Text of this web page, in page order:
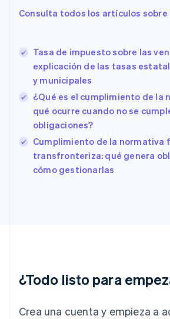
Consulta todos los artículos
Tasa de impuesto sobre las
explicación de las tasas
y municipales
¿Qué es el cumplimiento de la
qué ocurre cuando no se
obligaciones?
Cumplimiento de la normativa
transfronteriza: qué genera
cómo gestionarlas
¿Todo listo para
Crea una cuenta y empieza a
Dinamarca
English
Eslovaquia
English
EnglishItaliano
España
EspañolEnglish
Estados Unidos
English
Estonia
English
Hungría
English